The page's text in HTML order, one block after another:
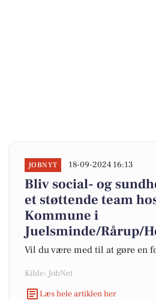
JOBNYT 18-09-2024 16:13
Bliv social- og
et støttende team
Kommune i
Juelsminde/Rårup/
Vil du være med til at gøre en
Kilde: JobNet
Læs hele artiklen her